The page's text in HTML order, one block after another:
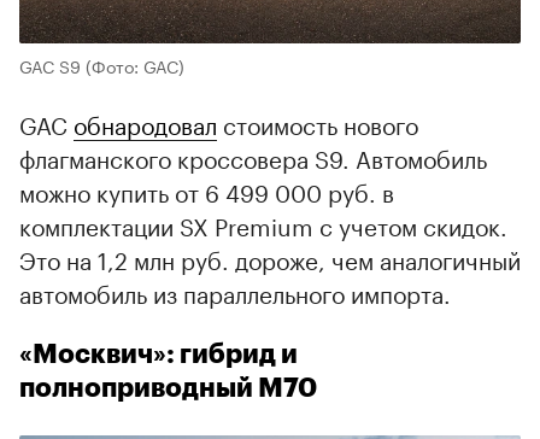
GAC S9 (Фото: GAC)
GAC обнародовал стоимость нового
флагманского кроссовера S9. Автомобиль
можно купить от 6 499 000 руб. в
комплектации SX Premium с учетом скидок.
Это на 1,2 млн руб. дороже, чем аналогичный
автомобиль из параллельного импорта.
«Москвич»: гибрид и
полноприводный М70